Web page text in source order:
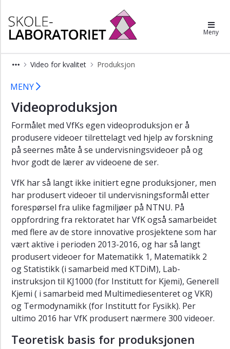
Skolelaboratoriet Meny
Video for kvalitet Produksjon
Video for Kvalitet - produksjon -
×
Forskning
maur
KlimaDidakt
STEMkey
DIGGsam
Video
for
kvalitet
Produksjon
Evaluering
Vitenskapelig
grunnlag
LOCUMS
ReleKvant
SUN-
prosjektet
MENY
Videoproduksjon
Formålet med VfKs egen videoproduksjon er å
produsere videoer tilrettelagt ved hjelp av forskning
på seernes måte å se undervisningsvideoer på og
hvor godt de lærer av videoene de ser.
VfK har så langt ikke initiert egne produksjoner, men
har produsert videoer til undervisningsformål etter
forespørsel fra ulike fagmiljøer på NTNU. På
oppfordring fra rektoratet har VfK også samarbeidet
med flere av de store innovative prosjektene som har
vært aktive i perioden 2013-2016, og har så langt
produsert videoer for Matematikk 1, Matematikk 2
og Statistikk (i samarbeid med KTDiM), Lab-
instruksjon til KJ1000 (for Institutt for Kjemi), Generell
Kjemi ( i samarbeid med Multimediesenteret og VKR)
og Termodynamikk (for Institutt for Fysikk). Per
ultimo 2016 har VfK produsert nærmere 300 videoer.
Teoretisk basis for produksjonen